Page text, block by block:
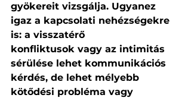
gyökereit vizsgálja. Ugyanez
igaz a kapcsolati nehézségekre
is: a visszatérő
konfliktusok vagy az intimitás
sérülése lehet kommunikációs
kérdés, de lehet mélyebb
kötődési probléma vagy